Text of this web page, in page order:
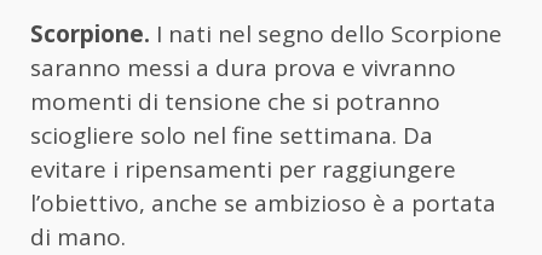
Scorpione. I nati nel segno dello Scorpione
saranno messi a dura prova e vivranno
momenti di tensione che si potranno
sciogliere solo nel fine settimana. Da
evitare i ripensamenti per raggiungere
l’obiettivo, anche se ambizioso è a portata
di mano.